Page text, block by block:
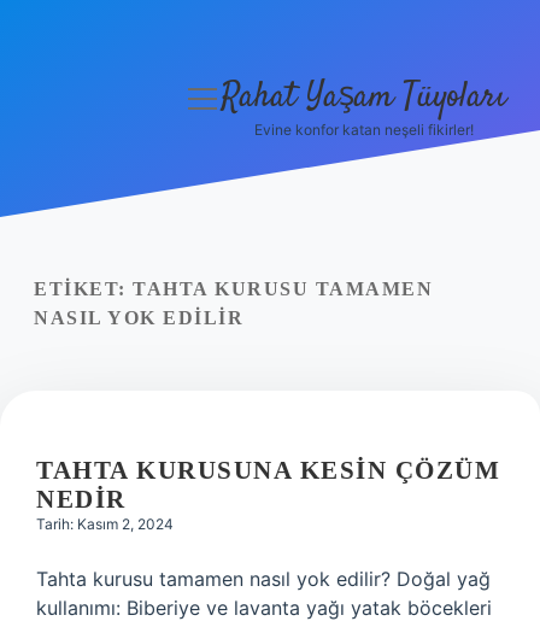
Yasal Uyarı
menüyü
Rahat Yaşam Tüyoları
Evine konfor katan neşeli fikirler!
ETIKET: TAHTA KURUSU TAMAMEN
NASIL YOK EDILIR
TAHTA KURUSUNA KESIN ÇÖZÜM
NEDIR
Tarih: Kasım 2, 2024
Tahta kurusu tamamen nasıl yok edilir? Doğal yağ
kullanımı: Biberiye ve lavanta yağı yatak böcekleri